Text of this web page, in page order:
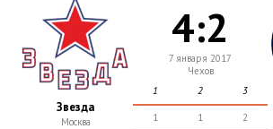
Звезда
Москва
4:2
7 января 2017
Чехов
1
2 3
1 1
2